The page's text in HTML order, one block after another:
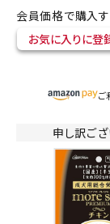
会員価格で購入す
お気に入りに登
ご
申し訳ご